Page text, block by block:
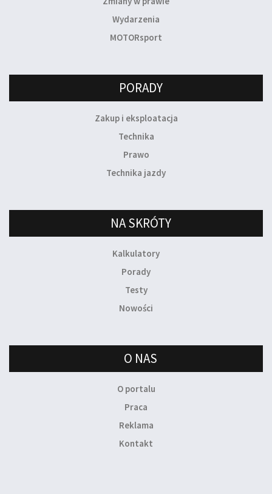
Wydarzenia
MOTORsport
PORADY
Zakup i eksploatacja
Technika
Prawo
Technika jazdy
NA SKRÓTY
Kalkulatory
Porady
Testy
Nowości
O NAS
O portalu
Praca
Reklama
Kontakt